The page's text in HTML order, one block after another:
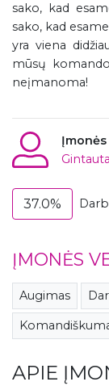
sako, kad
sako, kad
yra viena
mūsų
neįmanoma!
37.0%
ĮMONĖS
Augimas
APIE